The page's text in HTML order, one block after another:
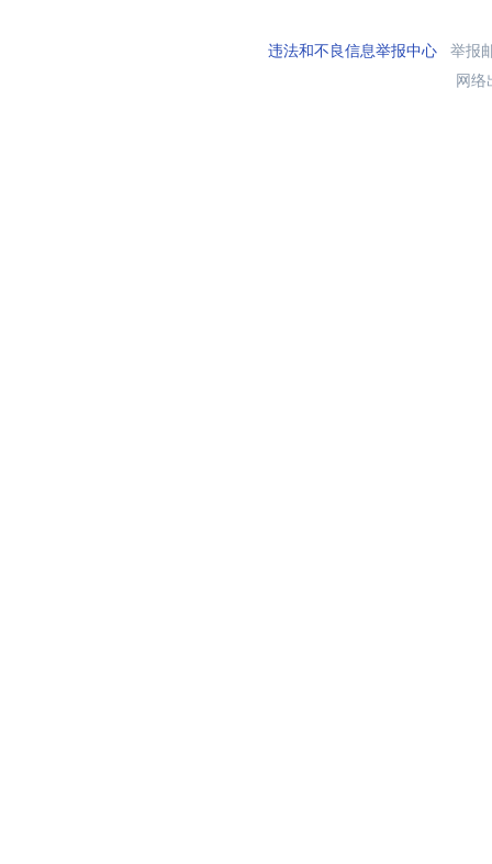
违法和不良信息举报中心举报
网